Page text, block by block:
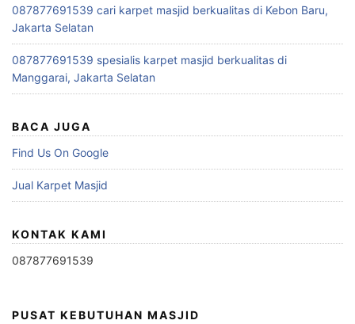
087877691539 cari karpet masjid berkualitas di Kebon Baru,
Jakarta Selatan
087877691539 spesialis karpet masjid berkualitas di
Manggarai, Jakarta Selatan
BACA JUGA
Find Us On Google
Jual Karpet Masjid
KONTAK KAMI
087877691539
PUSAT KEBUTUHAN MASJID